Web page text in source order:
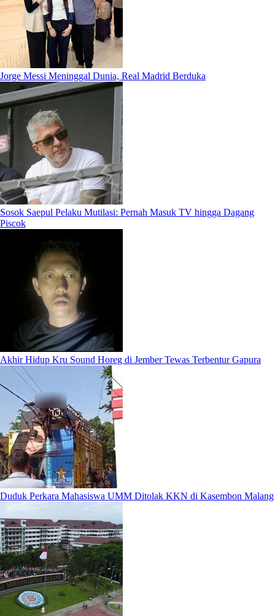
Jorge Messi Meninggal Dunia, Real Madrid Berduka
Sosok Saepul Pelaku Mutilasi: Pernah Masuk TV hingga Dagang
Piscok
Akhir Hidup Kru Sound Horeg di Jember Tewas Terbentur Gapura
Duduk Perkara Mahasiswa UMM Ditolak KKN di Kasembon Malang